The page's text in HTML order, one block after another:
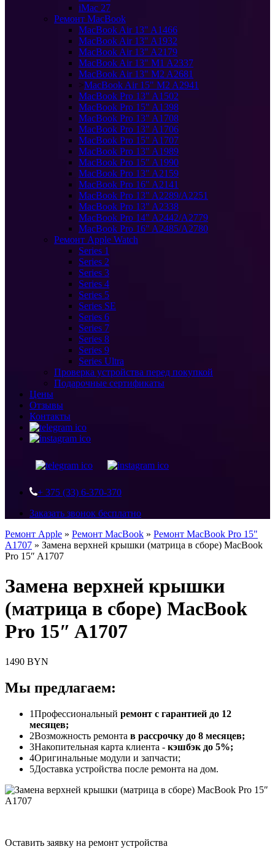
iMac 27
Ремонт MacBook
MacBook Air 13" A1466
MacBook Air 13" A1932
MacBook Air 13" A2179
MacBook Air 13" M1 A2337
MacBook Air 13" M2 A2681
>MacBook Air 15" M2 A2941
MacBook Pro 13" A1502
MacBook Pro 15" A1398
MacBook Pro 13" A1708
MacBook Pro 13" A1706
MacBook Pro 15" A1707
MacBook Pro 13" A1989
MacBook Pro 15" A1990
MacBook Pro 13" A2159
MacBook Pro 16" A2141
MacBook Pro 13" A2289/A2251
MacBook Pro 13" A2338
MacBook Pro 14" A2442/A2779
MacBook Pro 16" A2485/A2780
Ремонт Apple Watch
Series 1
Series 2
Series 3
Series 4
Series 5
Series SE
Series 6
Series 7
Series 8
Series 9
Series Ultra
Проверка устройства перед покупкой
Подарочные сертификаты
Цены
Отзывы
Контакты
+ 375 (33) 6-370-370
Заказать звонок бесплатно
Ремонт Apple » Ремонт MacBook » Ремонт MacBook Pro 15"
A1707 » Замена верхней крышки (матрица в сборе) MacBook
Pro 15″ A1707
Замена верхней крышки
(матрица в сборе) MacBook
Pro 15″ A1707
1490 BYN
Мы предлагаем:
1Профессиональный ремонт с гарантией до 12
месяцев;
2Возможность ремонта в рассрочку до 8 месяцев;
3Накопительная карта клиента - кэшбэк до 5%;
4Оригинальные модули и запчасти;
5Доставка устройства после ремонта на дом.
Оставить заявку на ремонт устройства